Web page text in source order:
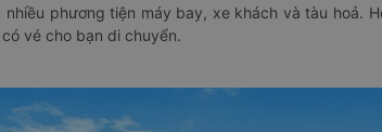
phương tiện máy bay, xe khách và tàu hoả.
vé cho bạn di chuyển.